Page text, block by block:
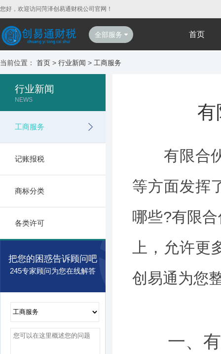
您好，欢迎访问菏泽创易通财税公司官网！
全部服务 首页
当前位置： 首页 > 行业新闻 > 工商服务
行业新闻
NEWS
工商服务
记账报税
商标分类
各类许可
把您的困惑告诉顾问吧
245专家顾问为您在线解答
有
有限合伙
等方面发挥
哪些?有限
上，允许更
创易通为您
一、有